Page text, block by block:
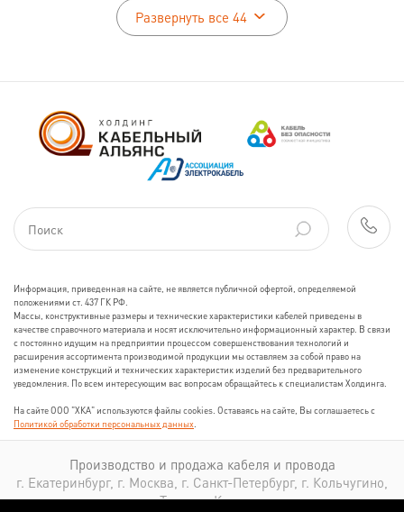
Развернуть все 44
Информация, приведенная на сайте, не является публичной офертой, определяемой
положениями ст. 437 ГК РФ.
Массы, конструктивные размеры и технические характеристики кабелей приведены в
качестве справочного материала и носят исключительно информационный характер. В связи
с постоянно идущим на предприятии процессом совершенствования технологий и
расширения ассортимента производимой продукции мы оставляем за собой право на
изменение конструкций и технических характеристик изделий без предварительного
уведомления. По всем интересующим вас вопросам обращайтесь к специалистам Холдинга.
На сайте ООО "ХКА" используются файлы cookies. Оставаясь на сайте, Вы соглашаетесь с
Политикой обработки персональных данных
Производство и продажа кабеля и провода
г. Екатеринбург, г. Москва, г. Санкт-Петербург, г. Кольчугино,
г. Томск, г. Казань